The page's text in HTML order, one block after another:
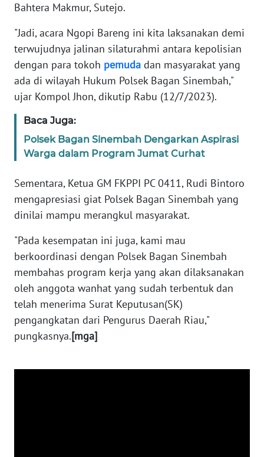
Bahtera Makmur, Sutejo.
"Jadi, acara Ngopi Bareng ini kita laksanakan demi
terwujudnya jalinan silaturahmi antara kepolisian
dengan para tokoh pemuda dan masyarakat yang
ada di wilayah Hukum Polsek Bagan Sinembah,"
ujar Kompol Jhon, dikutip Rabu (12/7/2023).
Baca Juga:
Polsek Bagan Sinembah Dengarkan Aspirasi
Warga dalam Program Jumat Curhat
Sementara, Ketua GM FKPPI PC 0411, Rudi Bintoro
mengapresiasi giat Polsek Bagan Sinembah yang
dinilai mampu merangkul masyarakat.
"Pada kesempatan ini juga, kami mau
berkoordinasi dengan Polsek Bagan Sinembah
membahas program kerja yang akan dilaksanakan
oleh anggota wanhat yang sudah terbentuk dan
telah menerima Surat Keputusan(SK)
pengangkatan dari Pengurus Daerah Riau,"
pungkasnya.[mga]
BANTEN
WN
NTT
KEPRI
WN
PAPUA
PAPUA
BARAT
RIAU
WN
SERAMBI
WN